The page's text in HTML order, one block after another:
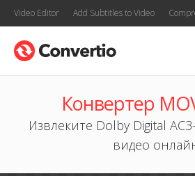
Video Editor Add Subtitles to Video
Конвертер
Извлеките Dolby Digital
видео